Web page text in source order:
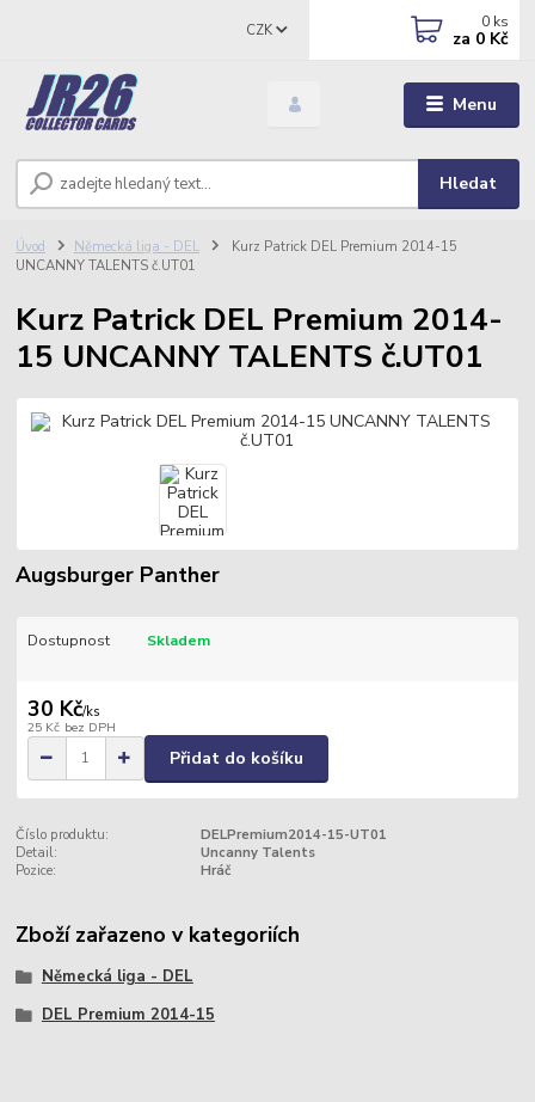
Menu
CZK
Hledat
0 ks
za 0 Kč
Úvod Německá liga - DEL
Kurz Patrick DEL Premium 2014-15
UNCANNY TALENTS č.UT01
Kurz Patrick DEL Premium 2014-
15 UNCANNY TALENTS č.UT01
Augsburger Panther
Dostupnost Skladem
30 Kč/ks
25 Kč bez DPH
Přidat do košíku
Číslo produktu:
DELPremium2014-15-UT01
Detail:
Uncanny Talents
Pozice:
Hráč
Zboží zařazeno v kategoriích
Německá liga - DEL
DEL Premium 2014-15